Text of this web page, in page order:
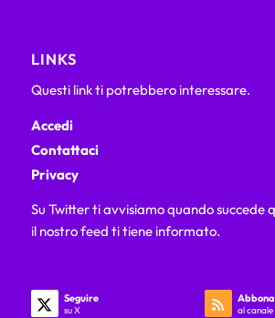
LINKS
Questi link ti potrebbero interessare.
Accedi
Contattaci
Privacy
Su Twitter ti avvisiamo quando succede
il nostro feed ti tiene informato.
Seguire
su X al canale